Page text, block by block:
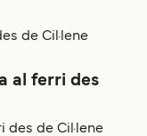
de Cil·lene
al ferri des
de Cil·lene